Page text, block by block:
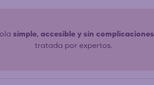
simple, accesible y sin complicaciones
tratada por expertos.